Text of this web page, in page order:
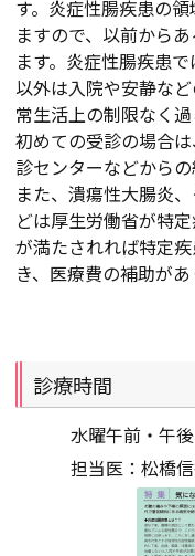
す。炎症性腸疾患の
ますので、以前から
ます。炎症性腸疾患
以外は入院や安静な
常生活上の制限なく過
初めての受診の場合
診センターなどから
また、潰瘍性大腸炎
どは厚生労働省が特
が満たされれば特定
き、医療費の補助が
診療時間
水曜午前・午
担当医：松橋